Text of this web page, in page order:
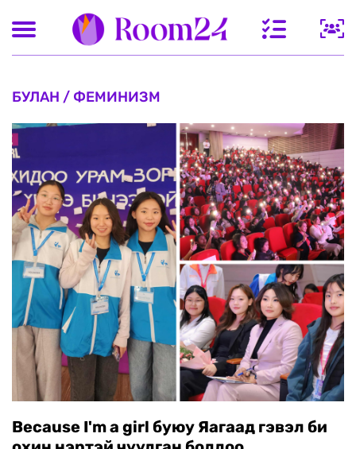
БУЛАН / ФЕМИНИЗМ
Because I'm a girl буюу Яагаад гэвэл би